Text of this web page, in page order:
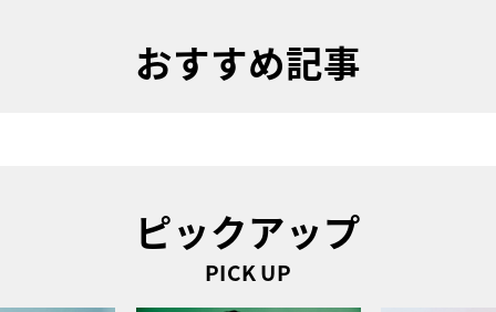
おすすめ記事
ピックアップ
PICK UP